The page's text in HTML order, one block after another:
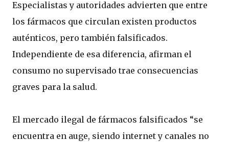
Especialistas y autoridades advierten que entre
los fármacos que circulan existen productos
auténticos, pero también falsificados.
Independiente de esa diferencia, afirman el
consumo no supervisado trae consecuencias
graves para la salud.
El mercado ilegal de fármacos falsificados “se
encuentra en auge, siendo internet y canales no